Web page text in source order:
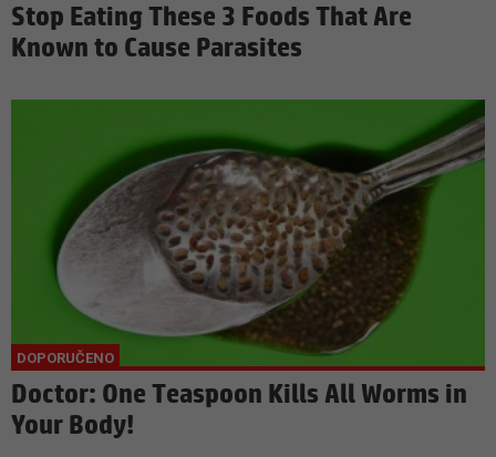
Stop Eating These 3 Foods That Are
Known to Cause Parasites
Doctor: One Teaspoon Kills All Worms in
Your Body!